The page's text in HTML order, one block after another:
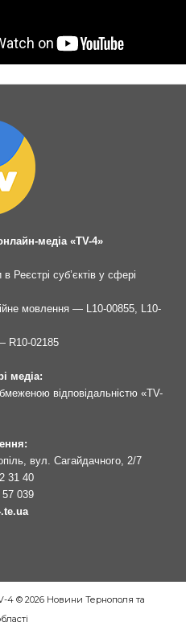
медіа «TV-4»
в Реєстрі суб’єктів у сфері
мовлення — L10-00855, L10-
R10-02185
медіа:
відповідальністю «TV-
вул. Сагайдачного, 2/7
31 40
039
4 © 2026 Новини Тернополя та